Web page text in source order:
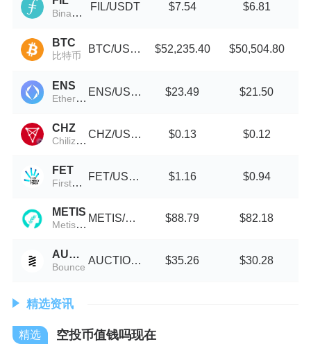
Binance-Peg Filecoin
FIL/USDT $7.54 $6.81
BTC
比特币
BTC/USDC $52,235.40 $50,504.80
ENS
Ethereum Name Service (Wormhole)
ENS/USDT $23.49 $21.50
CHZ
Chiliz (Wormhole)
CHZ/USDT $0.13 $0.12
FET
FirstEnergy Token
FET/USDT $1.16 $0.94
METIS
MetisDAO
METIS/USDT $88.79 $82.18
AUCTION
Bounce
AUCTION/USDT $35.26 $30.28
精选资讯
空投币值钱吗现在